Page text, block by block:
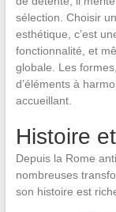
sélection. Choisir
esthétique, c’est
fonctionnalité, et
globale. Les
d’éléments à
accueillant.
Histoire
Depuis la Rome
nombreuses
son histoire est